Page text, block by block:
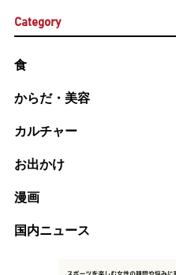
Category
食
からだ・美容
カルチャー
お出かけ
漫画
国内ニュース